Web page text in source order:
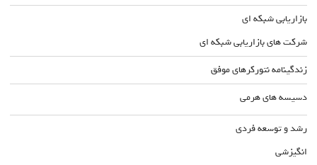
بازاریابی شبکه ای
شرکت های بازاریابی شبکه ای
زندگینامه نتورکرهای موفق
دسیسه های هرمی
رشد و توسعه فردی
انگیزشی